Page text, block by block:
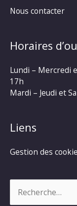
Nous contacter
Horaires
Lundi – Mercredi
17h
Mardi – Jeudi et
Liens
Gestion des